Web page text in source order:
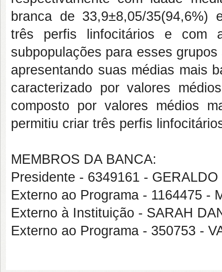
branca de 33,9±8,05/35(94,6%)
três perfis linfocitários e com
subpopulações para esses
apresentando suas médias mais
caracterizado por valores
composto por valores médios
permitiu criar três perfis
MEMBROS DA BANCA:
Presidente - 6349161 -
Externo ao Programa - 1164475 -
Externo à Instituição - SARAH
Externo ao Programa - 350753 -